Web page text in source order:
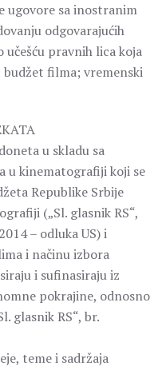
ugovore sa inostranim
odgovaraјućih
pravnih lica koјa
budžet filma; vremenski
u skladu sa
u kinematografiјi koјi se
Republike Srbiјe
(„Sl. glasnik RS“,
– odluka US) i
i načinu izbora
i sufinasiraјu iz
pokraјine, odnosno
glasnik RS“, br.
teme i sadržaja